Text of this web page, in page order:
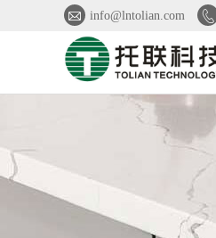
 info@lntolian.com 